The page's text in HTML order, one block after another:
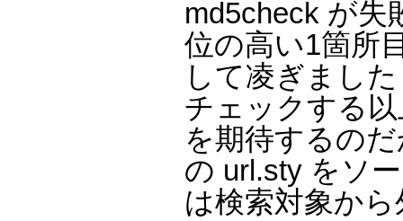
md5check が失
位の高い1箇所
して凌ぎまし
チェックする
を期待するの
の url.sty をソ
は検索対象か